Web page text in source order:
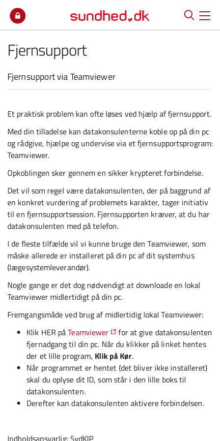
Fjernsupport
Fjernsupport via Teamviewer
Et praktisk problem kan ofte løses ved hjælp af fjernsupport.
Med din tilladelse kan datakonsulenterne koble op på din pc
og rådgive, hjælpe og undervise via et fjernsupportsprogram:
Teamviewer.
Opkoblingen sker gennem en sikker krypteret forbindelse.
Det vil som regel være datakonsulenten, der på baggrund af
en konkret vurdering af problemets karakter, tager initiativ
til en fjernsupportsession. Fjernsupporten kræver, at du har
datakonsulenten med på telefon.
I de fleste tilfælde vil vi kunne bruge den Teamviewer, som
måske allerede er installeret på din pc af dit systemhus
(lægesystemleverandør).
Nogle gange er det dog nødvendigt at downloade en lokal
Teamviewer midlertidigt på din pc.
Fremgangsmåde ved brug af midlertidig lokal Teamviewer:
Klik HER påTeamviewer
for at give datakonsulenten
fjernadgang til din pc. Når du klikker på linket hentes
der et lille program, Klik på Kør.
Når programmet er hentet (det bliver ikke installeret)
skal du oplyse dit ID, som står i den lille boks til
datakonsulenten.
Derefter kan datakonsulenten aktivere forbindelsen.
Indholdsansvarlig: SydKIP